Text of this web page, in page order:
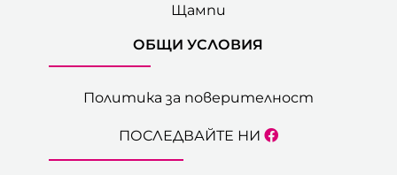
Щампи
ОБЩИ УСЛОВИЯ
Политика за поверителност
ПОСЛЕДВАЙТЕ НИ